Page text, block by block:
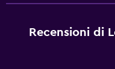
Servizio in camera
Recensioni di